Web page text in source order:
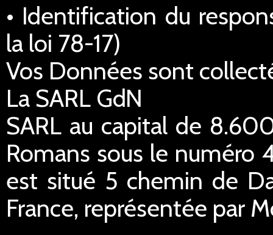
• Identification du
la loi 78-17)
Vos Données sont
La SARL GdN
SARL au capital de
Romans sous le numéro
est situé 5 chemin de
France, représentée par